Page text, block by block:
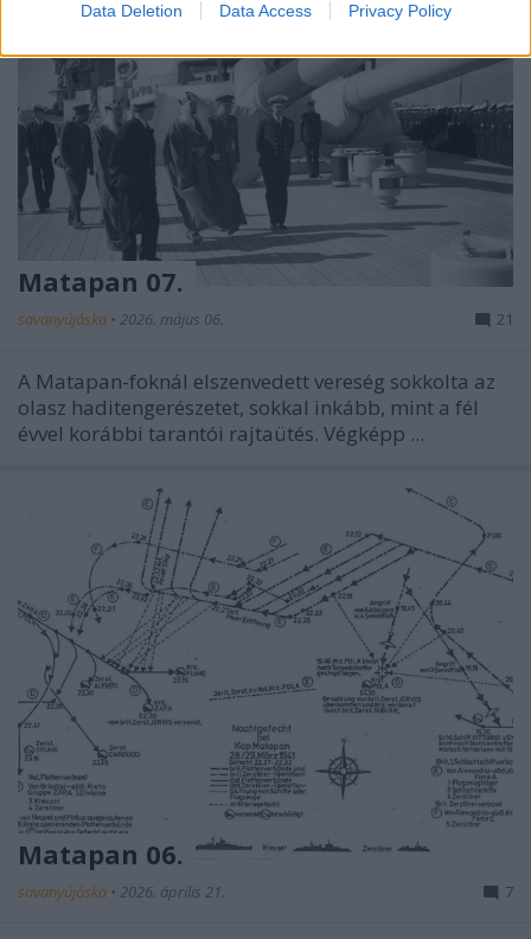
Data Deletion Data Access Privacy Policy
Matapan 07.
savanyújóska • 2026. május 06. 21
A Matapan-foknál elszenvedett vereség sokkolta az
olasz haditengerészetet, sokkal inkább, mint a fél
évvel korábbi tarantói rajtaütés. Végképp ...
Matapan 06.
savanyújóska • 2026. április 21. 7